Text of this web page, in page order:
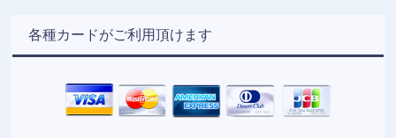
各種カードがご利用頂けます